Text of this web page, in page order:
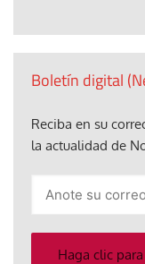
Boletín digital
Reciba en su
la actualidad de
electrónico
Haga clic